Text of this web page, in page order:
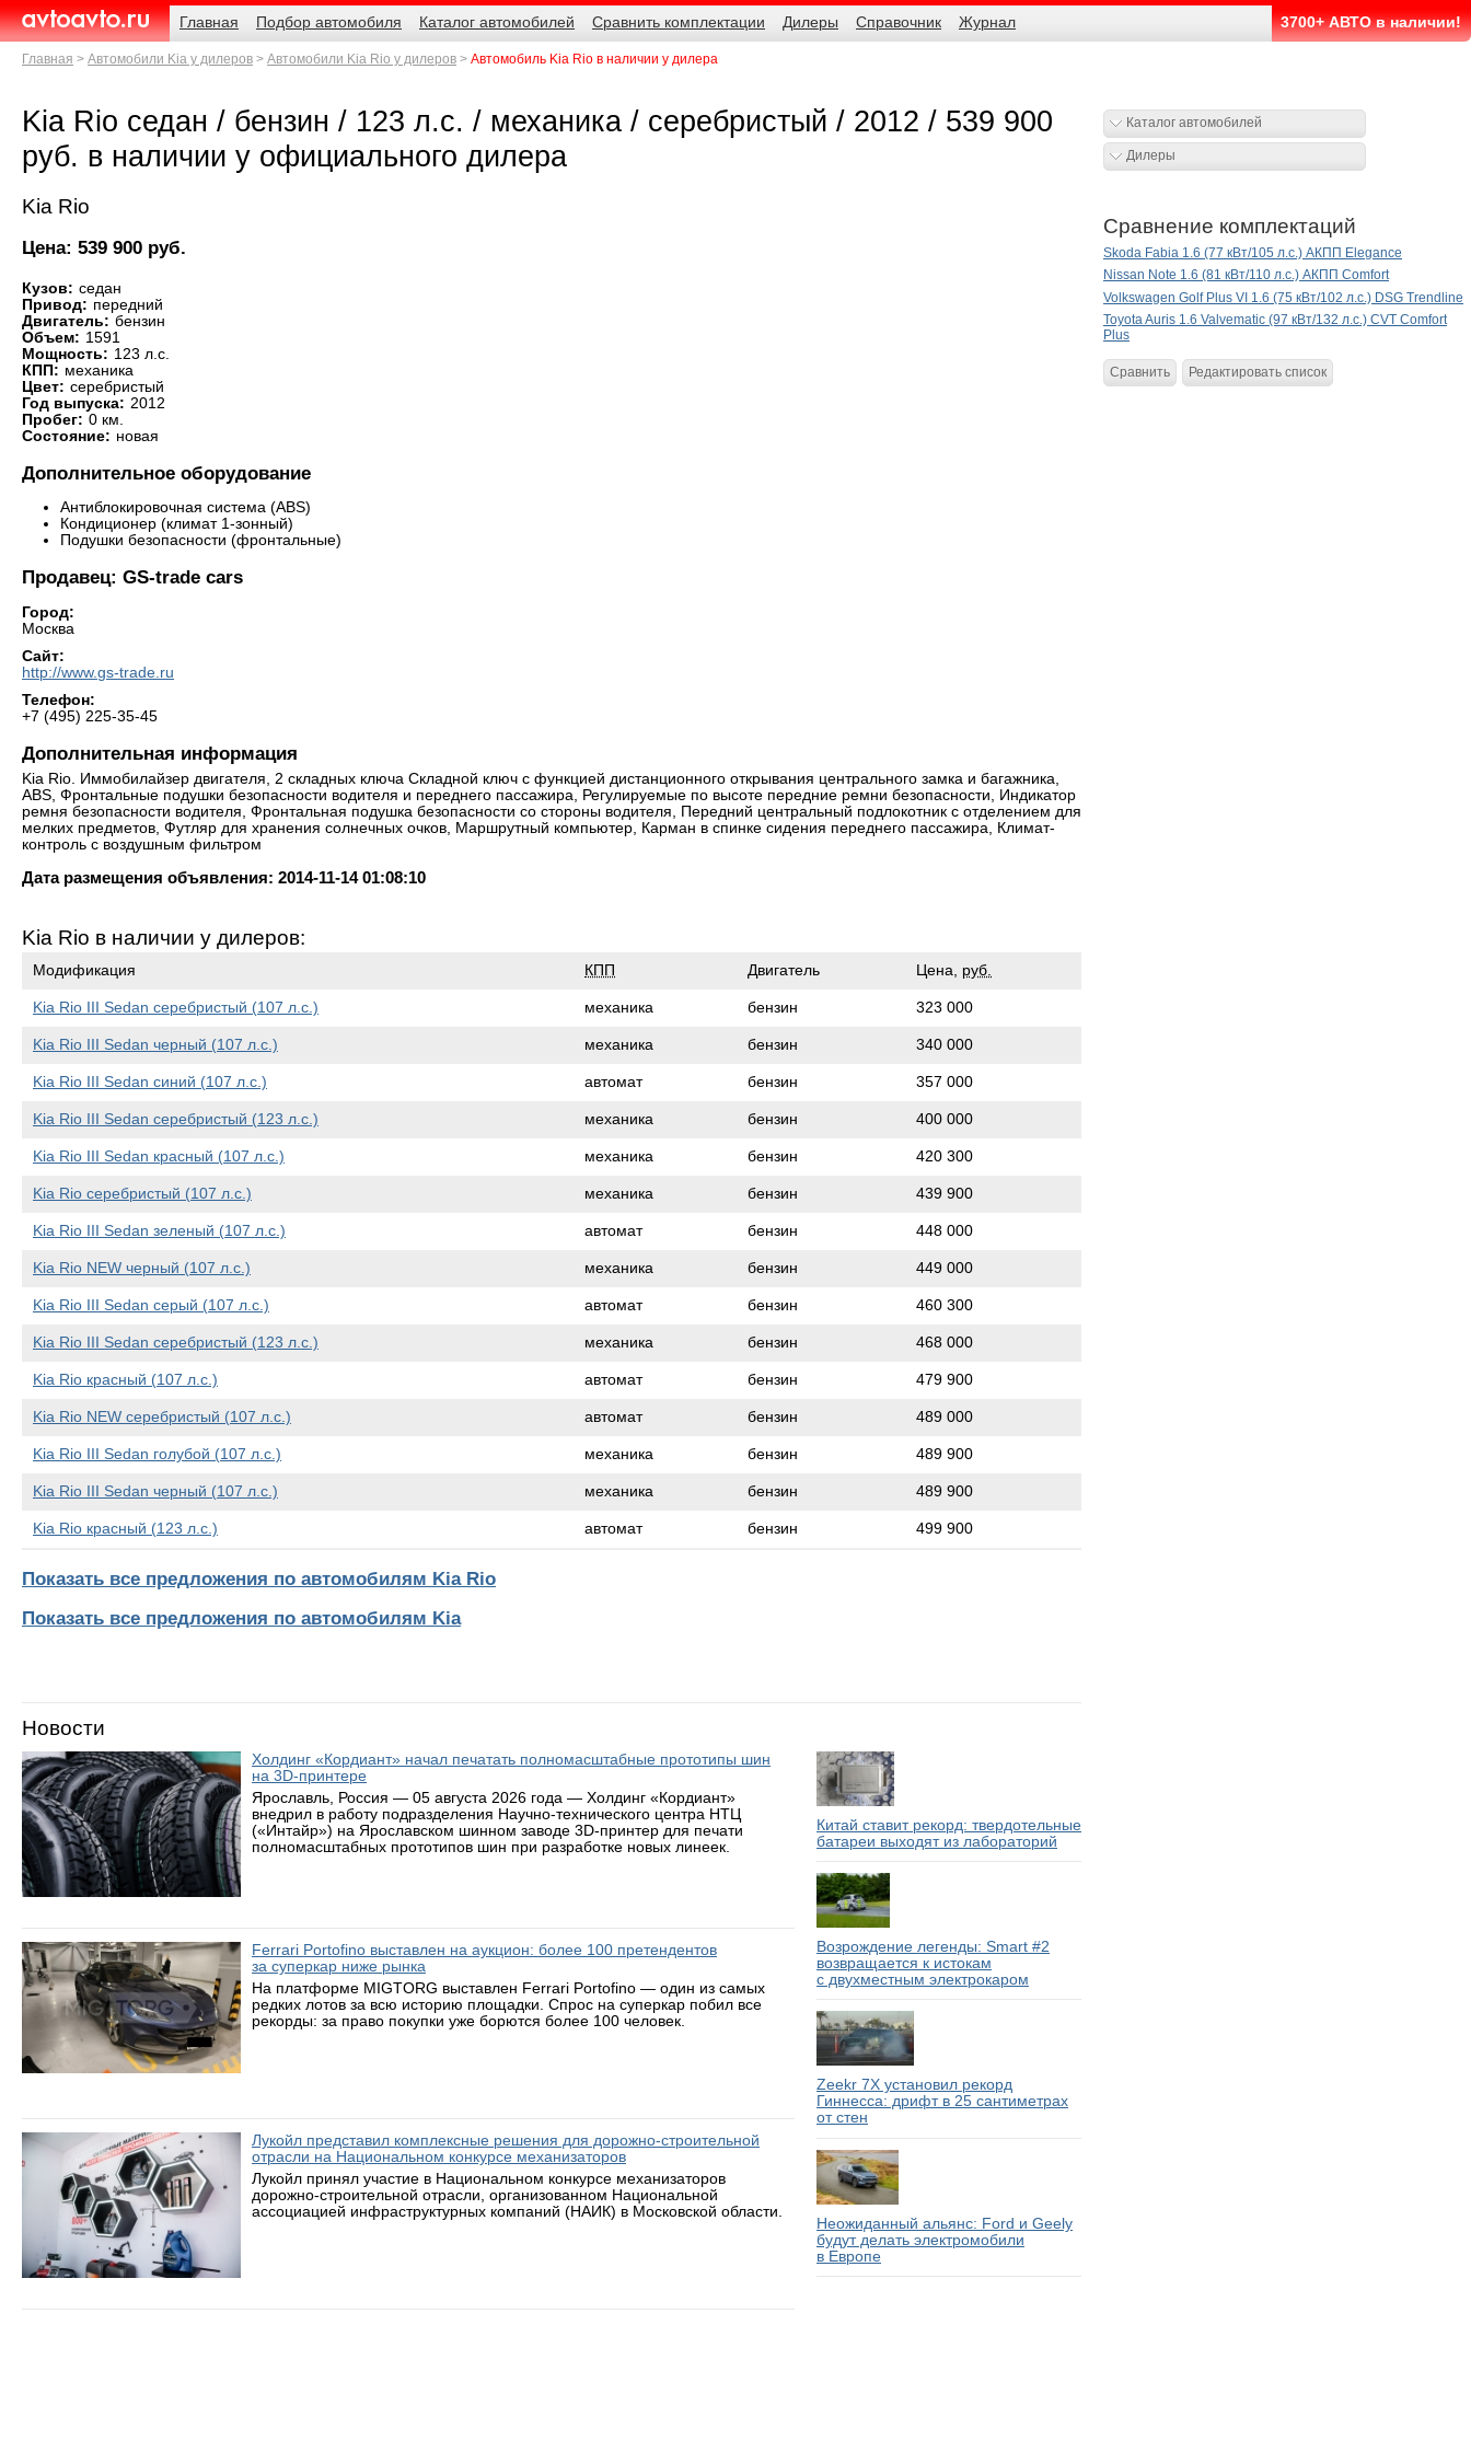
AvtoAvto.ru
Навигация
Главная
Подбор автомобиля Каталог автомобилей Сравнить комплектации Дилеры Справочник Журнал 3700+ АВТО в наличии!
Родительские
страницы
Главная Автомобили Kia у дилеров Автомобили Kia Rio у дилеров Автомобиль Kia Rio в наличии у дилера
Kia Rio седан / бензин / 123 л.с. / механика / серебристый / 2012 / 539 900
руб. в наличии у официального дилера
Kia Rio
Цена: 539 900 руб.
Кузов: седан
Привод: передний
Двигатель: бензин
Объем: 1591
Мощность: 123 л.с.
КПП: механика
Цвет: серебристый
Год выпуска: 2012
Пробег: 0 км.
Состояние: новая
Дополнительное оборудование
Антиблокировочная система (ABS)
Кондиционер (климат 1-зонный)
Подушки безопасности (фронтальные)
Продавец: GS-trade cars
Город:
Москва
Сайт:
http://www.gs-trade.ru
Телефон:
+7 (495) 225-35-45
Дополнительная информация
Kia Rio. Иммобилайзер двигателя, 2 складных ключа Складной ключ с функцией дистанционного открывания центрального замка и багажника,
ABS, Фронтальные подушки безопасности водителя и переднего пассажира, Регулируемые по высоте передние ремни безопасности, Индикатор
ремня безопасности водителя, Фронтальная подушка безопасности со стороны водителя, Передний центральный подлокотник с отделением для
мелких предметов, Футляр для хранения солнечных очков, Маршрутный компьютер, Карман в спинке сидения переднего пассажира, Климат-
контроль с воздушным фильтром
Дата размещения объявления: 2014-11-14 01:08:10
Kia Rio в наличии у дилеров:
Модификация КПП Двигатель Цена, руб.
Kia Rio III Sedan серебристый (107 л.с.) механика бензин 323 000
Kia Rio III Sedan черный (107 л.с.) механика бензин 340 000
Kia Rio III Sedan синий (107 л.с.) автомат бензин 357 000
Kia Rio III Sedan серебристый (123 л.с.) механика бензин 400 000
Kia Rio III Sedan красный (107 л.с.) механика бензин 420 300
Kia Rio серебристый (107 л.с.) механика бензин 439 900
Kia Rio III Sedan зеленый (107 л.с.) автомат бензин 448 000
Kia Rio NEW черный (107 л.с.) механика бензин 449 000
Kia Rio III Sedan серый (107 л.с.) автомат бензин 460 300
Kia Rio III Sedan серебристый (123 л.с.) механика бензин 468 000
Kia Rio красный (107 л.с.) автомат бензин 479 900
Kia Rio NEW серебристый (107 л.с.) автомат бензин 489 000
Kia Rio III Sedan голубой (107 л.с.) механика бензин 489 900
Kia Rio III Sedan черный (107 л.с.) механика бензин 489 900
Kia Rio красный (123 л.с.) автомат бензин 499 900
Показать все предложения по автомобилям Kia Rio
Показать все предложения по автомобилям Kia
Новости
Холдинг «Кордиант» начал печатать полномасштабные прототипы шин
на 3D-принтере
Ярославль, Россия — 05 августа 2026 года — Холдинг «Кордиант»
внедрил в работу подразделения Научно-технического центра НТЦ
(«Интайр») на Ярославском шинном заводе 3D-принтер для печати
полномасштабных прототипов шин при разработке новых линеек.
Ferrari Portofino выставлен на аукцион: более 100 претендентов
за суперкар ниже рынка
На платформе MIGTORG выставлен Ferrari Portofino — один из самых
редких лотов за всю историю площадки. Спрос на суперкар побил все
рекорды: за право покупки уже борются более 100 человек.
Лукойл представил комплексные решения для дорожно-строительной
отрасли на Национальном конкурсе механизаторов
Лукойл принял участие в Национальном конкурсе механизаторов
дорожно-строительной отрасли, организованном Национальной
ассоциацией инфраструктурных компаний (НАИК) в Московской области.
Китай ставит рекорд: твердотельные
батареи выходят из лабораторий
Возрождение легенды: Smart #2
возвращается к истокам
с двухместным электрокаром
Zeekr 7X установил рекорд
Гиннесса: дрифт в 25 сантиметрах
от стен
Неожиданный альянс: Ford и Geely
будут делать электромобили
в Европе
Каталог автомобилей
Дилеры
Сравнение комплектаций
Skoda Fabia 1.6 (77 кВт/105 л.с.) АКПП Elegance
Nissan Note 1.6 (81 кВт/110 л.с.) АКПП Comfort
Volkswagen Golf Plus VI 1.6 (75 кВт/102 л.с.) DSG Trendline
Toyota Auris 1.6 Valvematic (97 кВт/132 л.с.) CVT Comfort
Plus
Сравнить Редактировать список